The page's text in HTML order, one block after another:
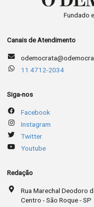
Fundado
Canais de Atendimento
11 4712-2034
Siga-nos
Facebook
Instagram
Twitter
Youtube
Redação
Rua Marechal Deodoro
Centro - São Roque - SP